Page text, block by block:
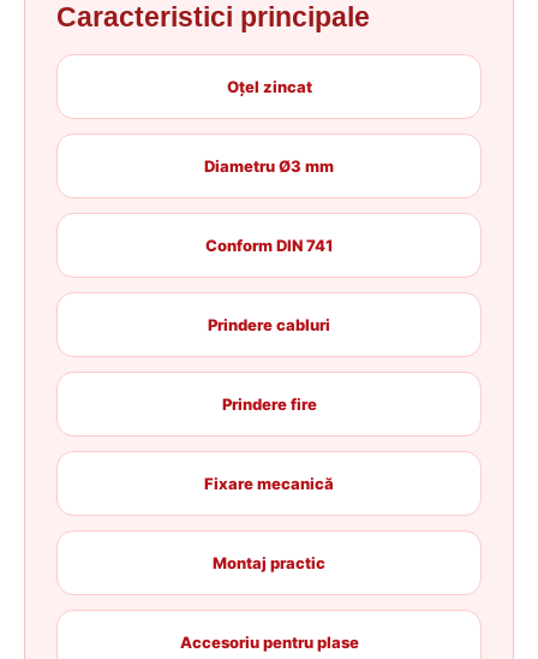
Caracteristici principale
Oțel zincat
Diametru Ø3 mm
Conform DIN 741
Prindere cabluri
Prindere fire
Fixare mecanică
Montaj practic
Accesoriu pentru plase